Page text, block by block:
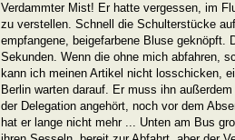
Verdammter Mist! Er hatte vergessen, im
zu verstellen. Schnell die Schulterstücke
empfangene, beigefarbene Bluse geknöpft.
Sekunden. Wenn die ohne mich abfahren,
kann ich meinen Artikel nicht losschicken,
Berlin warten darauf. Er muss ihn
der Delegation angehört, noch vor dem
hat er lange nicht mehr ... Unten am Bus